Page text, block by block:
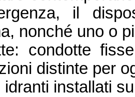
il
nonché uno o
condotte
distinte per
idranti installati